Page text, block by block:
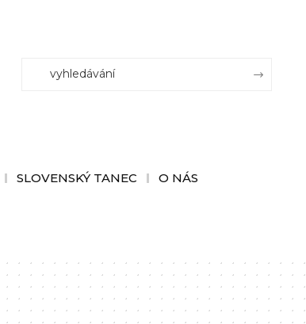
SLOVENSKÝ TANEC O NÁS